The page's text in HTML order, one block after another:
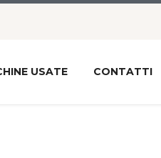
USATE CONTATTI